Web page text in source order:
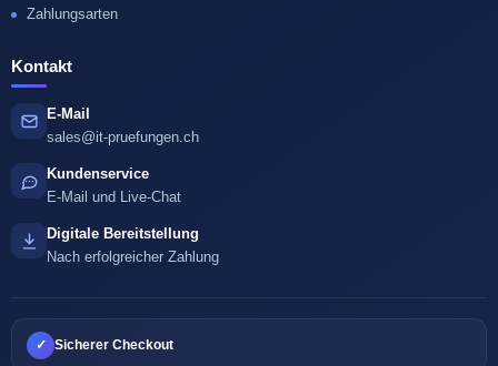
Zahlungsarten
Kontakt
E-Mail
sales@it-pruefungen.ch
Kundenservice
E-Mail und Live-Chat
Digitale Bereitstellung
Nach erfolgreicher Zahlung
✓ Sicherer Checkout